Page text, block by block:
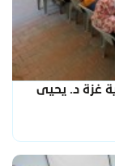
غزة د. يحيى